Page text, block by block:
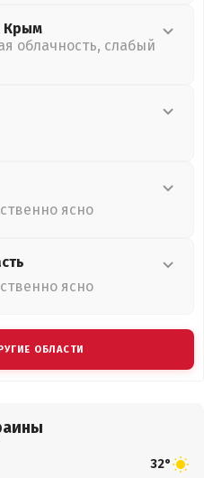
Крым
облачность, слабый
ясно
ясно
ОБЛАСТИ
32°